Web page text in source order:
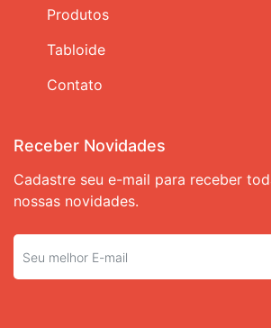
Produtos
Tabloide
Contato
Receber Novidades
Cadastre seu e-mail para receber
nossas novidades.